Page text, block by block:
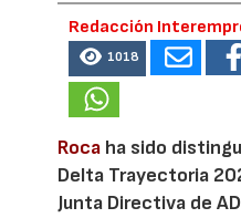
Redacción
1018
Roca ha sido
Delta Trayectoria
Junta Directiva de